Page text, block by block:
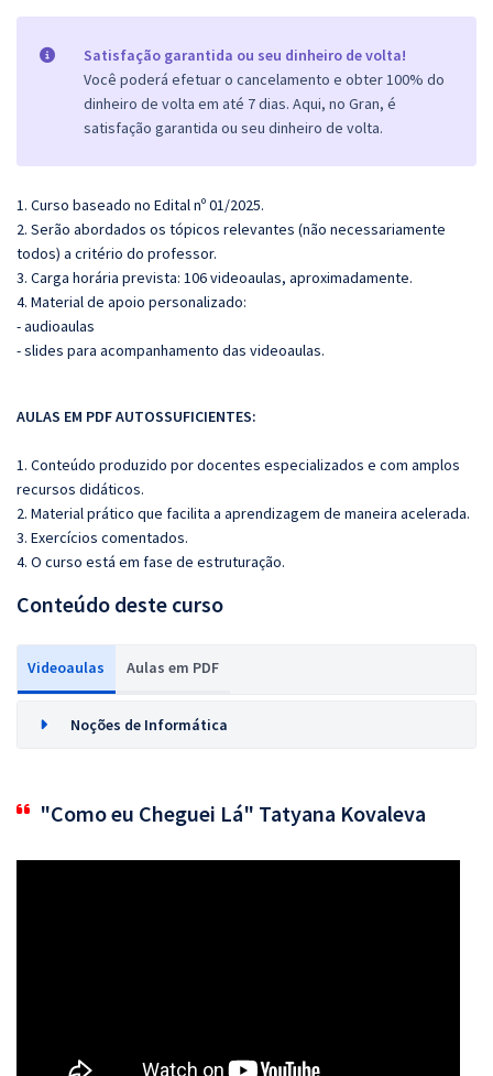
Satisfação garantida ou seu dinheiro de volta!
Você poderá efetuar o cancelamento e obter 100% do
dinheiro de volta em até 7 dias. Aqui, no Gran, é
satisfação garantida ou seu dinheiro de volta.
1. Curso baseado no Edital nº 01/2025.
2. Serão abordados os tópicos relevantes (não necessariamente
todos) a critério do professor.
3. Carga horária prevista: 106 videoaulas, aproximadamente.
4. Material de apoio personalizado:
- audioaulas
- slides para acompanhamento das videoaulas.
AULAS EM PDF AUTOSSUFICIENTES:
1. Conteúdo produzido por docentes especializados e com amplos
recursos didáticos.
2. Material prático que facilita a aprendizagem de maneira acelerada.
3. Exercícios comentados.
4. O curso está em fase de estruturação.
Conteúdo deste curso
Videoaulas Aulas em PDF
Noções de Informática
"Como eu Cheguei Lá" Tatyana Kovaleva